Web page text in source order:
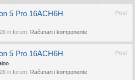
Post
5 Pro 16ACH6H
in forum: Računari i komponente
Post
5 Pro 16ACH6H
in forum: Računari i komponente